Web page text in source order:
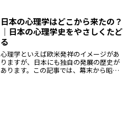
ど、原因が見つからない症状」の正体の
ひとつと、その背景にあるここ...
日本の心理学はどこから来たの？
｜日本の心理学史をやさしくたど
る
心理学といえば欧米発祥のイメージがあ
りますが、日本にも独自の発展の歴史が
あります。この記事では、幕末から昭和